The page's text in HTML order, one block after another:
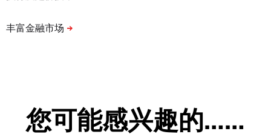
您可能感兴趣的……